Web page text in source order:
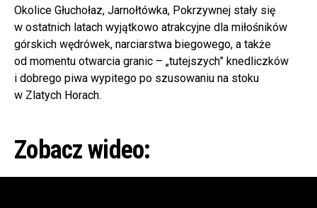
Okolice Głuchołaz, Jarnołtówka, Pokrzywnej stały się
w ostatnich latach wyjątkowo atrakcyjne dla miłośników
górskich wędrówek, narciarstwa biegowego, a także
od momentu otwarcia granic – „tutejszych” knedliczków
i dobrego piwa wypitego po szusowaniu na stoku
w Zlatych Horach.
Zobacz wideo: